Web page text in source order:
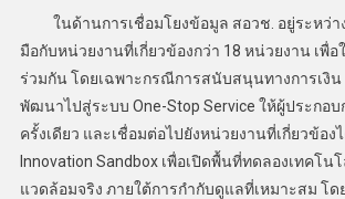
ในด้านการเชื่อมโยงข้อมูล สอวช. อยู่ระหว่า
มือกับหน่วยงานที่เกี่ยวข้องกว่า 18 หน่วยงาน เพื่
ร่วมกัน โดยเฉพาะกรณีการสนับสนุนทางการเงิน
พัฒนาไปสู่ระบบ One-Stop Service ให้ผู้ประกอบ
ครั้งเดียว และเชื่อมต่อไปยังหน่วยงานที่เกี่ยวข้อ
Innovation Sandbox เพื่อเปิดพื้นที่ทดลองเทคโน
แวดล้อมจริง ภายใต้การกำกับดูแลที่เหมาะสม โ